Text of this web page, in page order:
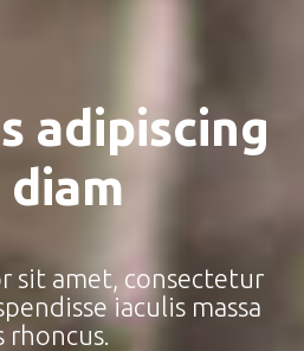
adipiscing
sit amet, consectetur
iaculis massa
rhoncus.